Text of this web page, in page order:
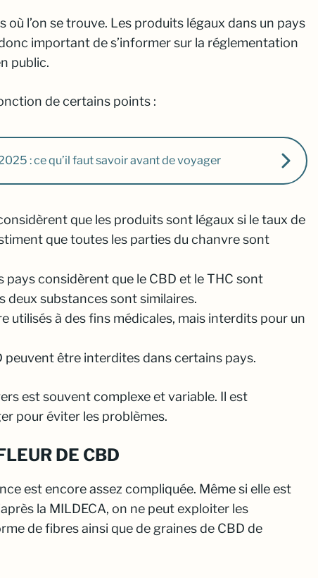
l’on se trouve. Les produits légaux dans un pays
important de s’informer sur la réglementation
public.
de certains points :
: ce qu’il faut savoir avant de voyager
que les produits sont légaux si le taux de
que toutes les parties du chanvre sont
considèrent que le CBD et le THC sont
deux substances sont similaires.
utilisés à des fins médicales, mais interdits pour un
peuvent être interdites dans certains pays.
est souvent complexe et variable. Il est
pour éviter les problèmes.
DE CBD
est encore assez compliquée. Même si elle est
la MILDECA, on ne peut exploiter les
de fibres ainsi que de graines de CBD de